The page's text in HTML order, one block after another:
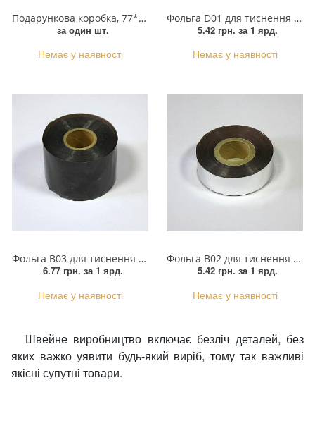
Подарункова коробка, 77*67*33мм, чорний, шт
за один шт.
Немає у наявності
Фольга D01 для тиснення біла
5.42 грн. за 1 ярд.
Немає у наявності
Фольга B03 для тиснення чорна
6.77 грн. за 1 ярд.
Немає у наявності
Фольга B02 для тиснення срібло
5.42 грн. за 1 ярд.
Немає у наявності
Швейне виробництво включає безліч деталей, без
яких важко уявити будь-який виріб, тому так важливі
якісні супутні товари.